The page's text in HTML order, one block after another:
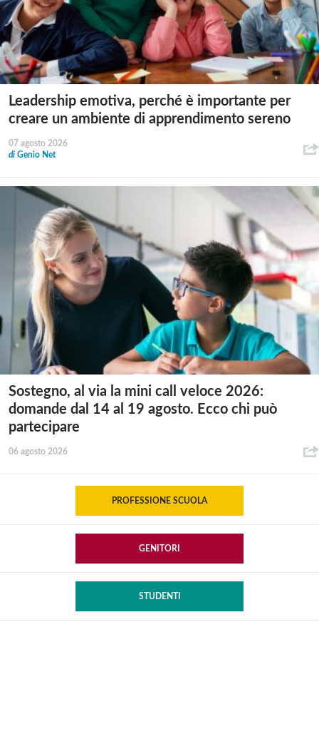
Leadership emotiva, perché è importante per
creare un ambiente di apprendimento sereno
07 agosto 2026
di Genio Net
Sostegno, al via la mini call veloce 2026:
domande dal 14 al 19 agosto. Ecco chi può
partecipare
06 agosto 2026
PROFESSIONE SCUOLA
GENITORI
STUDENTI